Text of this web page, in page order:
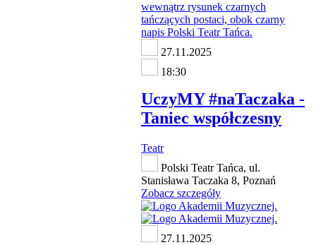
27.11.2025
18:30
UczyMY #naTaczaka -
Taniec współczesny
Teatr
Polski Teatr Tańca, ul.
Stanisława Taczaka 8, Poznań
Zobacz szczegóły
27.11.2025